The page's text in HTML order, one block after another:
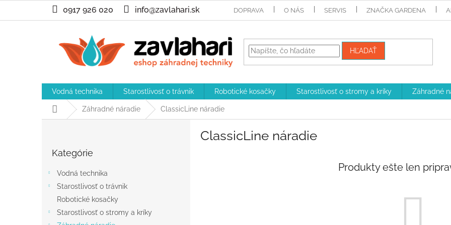
obsah
0917 926 020 info@zavlahari.sk DOPRAVA O NÁS SERVIS ZNAČKA GARDENA
HĽADAŤ
Vodná technika Starostlivosť o trávnik Robotické kosačky Starostlivosť o stromy a kríky Záhradné
DomovZáhradné náradie ClassicLine náradie
kategórie
Kategórie
Vodná technika
Starostlivosť o trávnik
Robotické kosačky
Starostlivosť o stromy a kríky
ClassicLine náradie
Produkty ešte len